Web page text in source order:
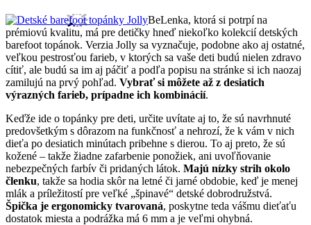
BeLenka, ktorá si potrpí na
prémiovú kvalitu, má pre detičky hneď niekoľko kolekcií detských
barefoot topánok. Verzia Jolly sa vyznačuje, podobne ako aj ostatné,
veľkou pestrosťou farieb, v ktorých sa vaše deti budú nielen zdravo
cítiť, ale budú sa im aj páčiť a podľa popisu na stránke si ich naozaj
zamilujú na prvý pohľad. Vybrať si môžete až z desiatich
výrazných farieb, prípadne ich kombinácií.
Keďže ide o topánky pre deti, určite uvítate aj to, že sú navrhnuté
predovšetkým s dôrazom na funkčnosť a nehrozí, že k vám v nich
dieťa po desiatich minútach pribehne s dierou. To aj preto, že sú
kožené – takže žiadne zafarbenie ponožiek, ani uvoľňovanie
nebezpečných farbív či pridaných látok. Majú nízky strih okolo
členku, takže sa hodia skôr na letné či jarné obdobie, keď je menej
mlák a príležitostí pre veľké „špinavé“ detské dobrodružstvá.
Špička je ergonomicky tvarovaná, poskytne teda vášmu dieťaťu
dostatok miesta a podrážka má 6 mm a je veľmi ohybná.